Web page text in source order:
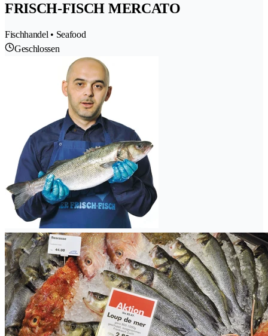
FRISCH-FISCH MERCATO
Fischhandel • Seafood
Geschlossen